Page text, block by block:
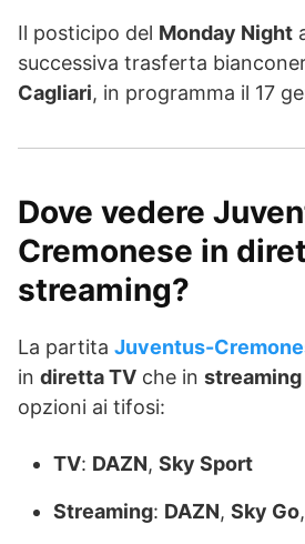
Il posticipo del Monday Night
successiva trasferta
Cagliari, in programma il 17
Dove vedere
Cremonese in
streaming?
La partita Juventus-
in diretta TV che in
opzioni ai tifosi:
TV: DAZN, Sky Sport
Streaming: DAZN, Sky Go,